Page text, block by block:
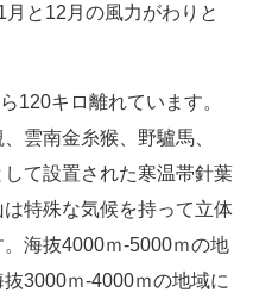
と12月の風力がわりと
120キロ離れています。
雲南金糸猴、野驢馬、
て設置された寒温帯針葉
特殊な気候を持って立体
海抜4000ｍ-5000ｍの地
3000ｍ-4000ｍの地域に